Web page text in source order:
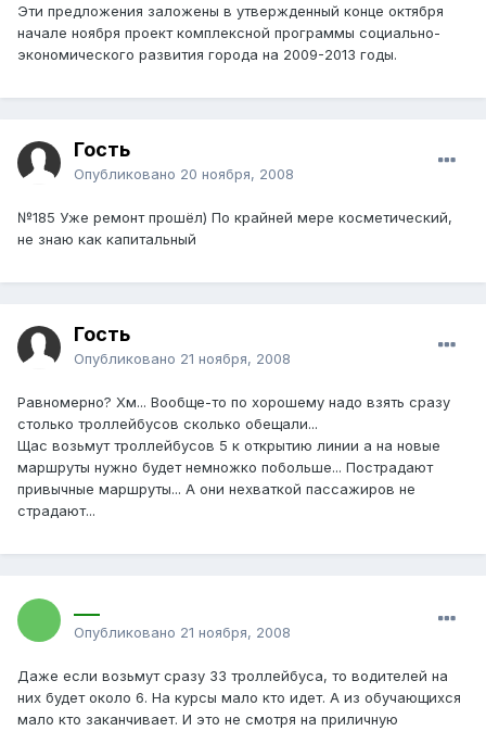
Эти предложения заложены в утвержденный конце октября
начале ноября проект комплексной программы социально-
экономического развития города на 2009-2013 годы.
Гость
Опубликовано 20 ноября, 2008
№185 Уже ремонт прошёл) По крайней мере косметический,
не знаю как капитальный
Гость
Опубликовано 21 ноября, 2008
Равномерно? Хм... Вообще-то по хорошему надо взять сразу
столько троллейбусов сколько обещали...
Щас возьмут троллейбусов 5 к открытию линии а на новые
маршруты нужно будет немножко побольше... Пострадают
привычные маршруты... А они нехваткой пассажиров не
страдают...
Опубликовано 21 ноября, 2008
Даже если возьмут сразу 33 троллейбуса, то водителей на
них будет около 6. На курсы мало кто идет. А из обучающихся
мало кто заканчивает. И это не смотря на приличную